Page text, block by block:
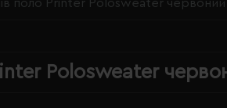
поло Printer Polosweater
Polosweater